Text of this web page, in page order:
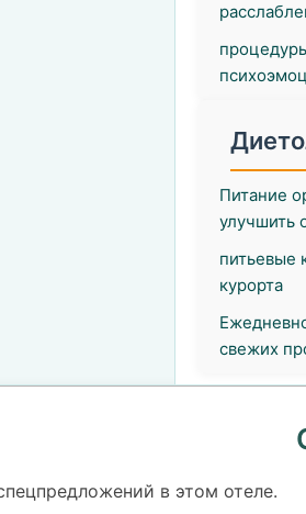
Питание
улучшить
питьевые
курорта
свежих
в этом отеле.